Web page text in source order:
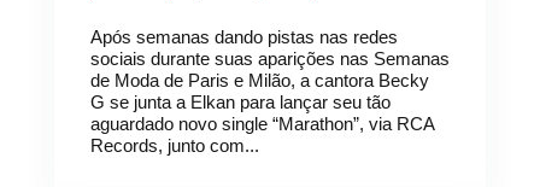
Após semanas dando pistas nas redes
sociais durante suas aparições nas Semanas
de Moda de Paris e Milão, a cantora Becky
G se junta a Elkan para lançar seu tão
aguardado novo single “Marathon”, via RCA
Records, junto com...